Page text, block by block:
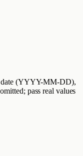
date (YYYY-MM-DD),
pass real values